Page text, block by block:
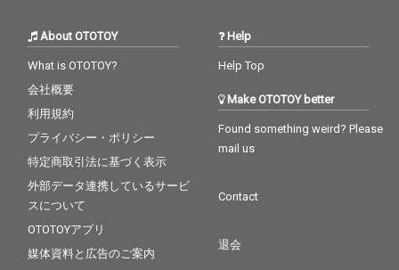
About OTOTOY
What is OTOTOY?
会社概要
利用規約
プライバシー・ポリシー
特定商取引法に基づく表示
外部データ連携しているサービ
スについて
OTOTOYアプリ
媒体資料と広告のご案内
Help
Help Top
Make OTOTOY better
Found something weird? Please
mail us
Contact
退会